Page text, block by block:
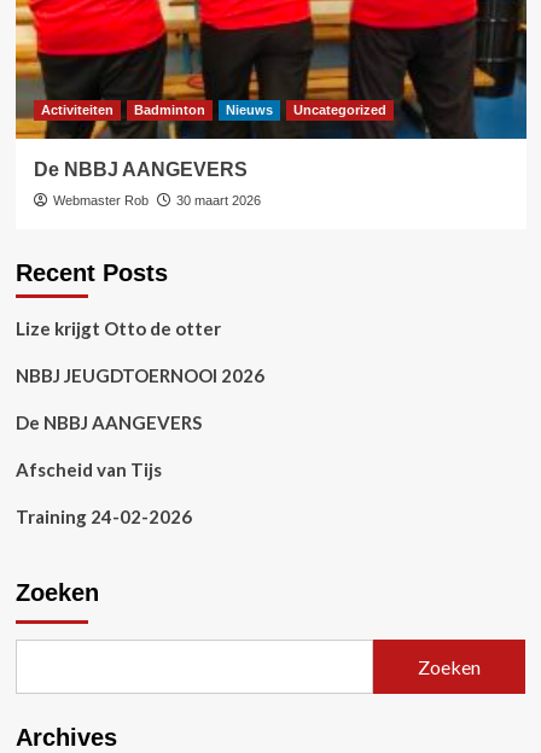
Activiteiten Badminton Nieuws Uncategorized
De NBBJ AANGEVERS
Webmaster Rob 30 maart 2026
Recent Posts
Lize krijgt Otto de otter
NBBJ JEUGDTOERNOOI 2026
De NBBJ AANGEVERS
Afscheid van Tijs
Training 24-02-2026
Zoeken
Zoeken
Archives